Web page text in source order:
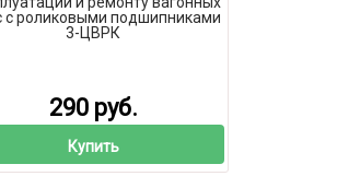
с роликовыми подшипниками
3-ЦВРК
290 руб.
Купить